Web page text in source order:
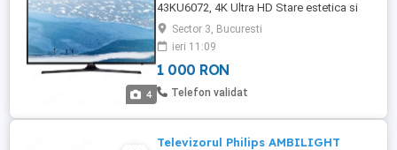
4
43KU6072, 4K Ultra HD Stare estetica si
de functionare impecabila!
Sector 3, Bucuresti
ieri 11:09
1 000 RON
Telefon validat
Televizorul Philips AMBILIGHT